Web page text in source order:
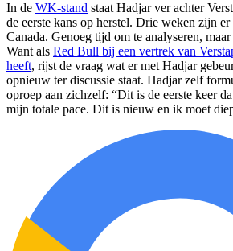
In de WK-stand staat Hadjar ver achter
de eerste kans op herstel. Drie weken zijn
Canada. Genoeg tijd om te analyseren,
Want als Red Bull bij een vertrek van
heeft, rijst de vraag wat er met Hadjar
opnieuw ter discussie staat. Hadjar zelf
oproep aan zichzelf: “Dit is de eerste keer
mijn totale pace. Dit is nieuw en ik moet